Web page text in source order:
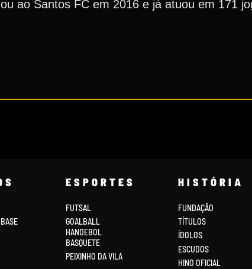
ao Santos FC em 2016 e já atuou em 171
ESPORTES
FUTSAL
GOALBALL
HANDEBOL
BASQUETE
PEIXINHO DA VILA
HISTÓRIA
FUNDAÇÃO
TÍTULOS
ÍDOLOS
ESCUDOS
HINO OFICIAL